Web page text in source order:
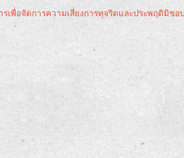
รเพื่อจัดการความเสี่ยงการทุจริตและประพฤติมิช